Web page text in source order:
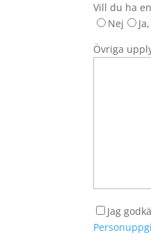
Vill du ha
Nej
Övriga
Jag